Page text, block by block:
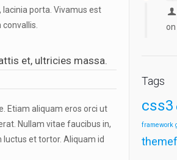
porta. Vivamus est
et, ultricies massa.
Etiam aliquam eros orci ut
Nullam vitae faucibus in,
et tortor. Aliquam id
on
Tags
css3
framework